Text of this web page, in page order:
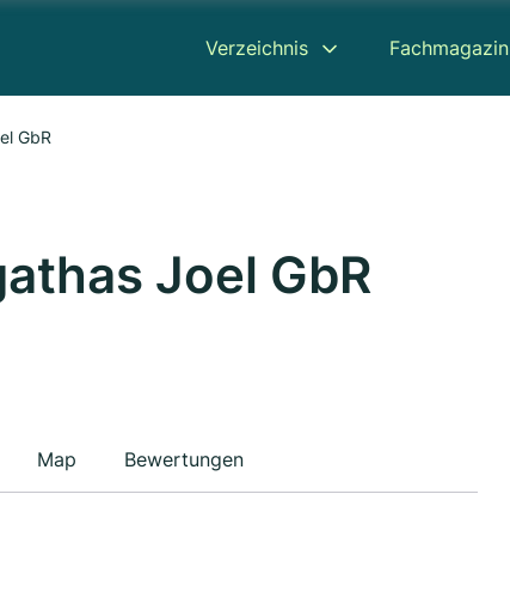
Verzeichnis Fachmagazin
GbR
Joel GbR
Map Bewertungen